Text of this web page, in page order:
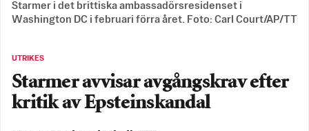
Starmer i det brittiska ambassadörsresidenset i
Washington DC i februari förra året. Foto: Carl Court/AP/TT
UTRIKES
Starmer avvisar avgångskrav efter
kritik av Epsteinskandal